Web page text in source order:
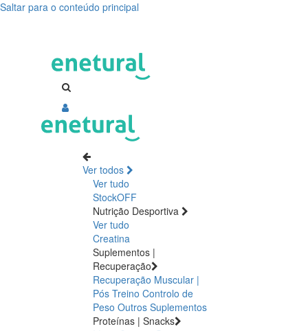
Saltar para o conteúdo principal
magnésio,
cansaço,
fadiga,
falta
suplementos
Ver todos
Ver tudo
StockOFF
Nutrição Desportiva
Ver tudo
Creatina
Suplementos |
Recuperação
Recuperação Muscular |
Pós Treino Controlo de
Peso Outros Suplementos
Proteínas | Snacks